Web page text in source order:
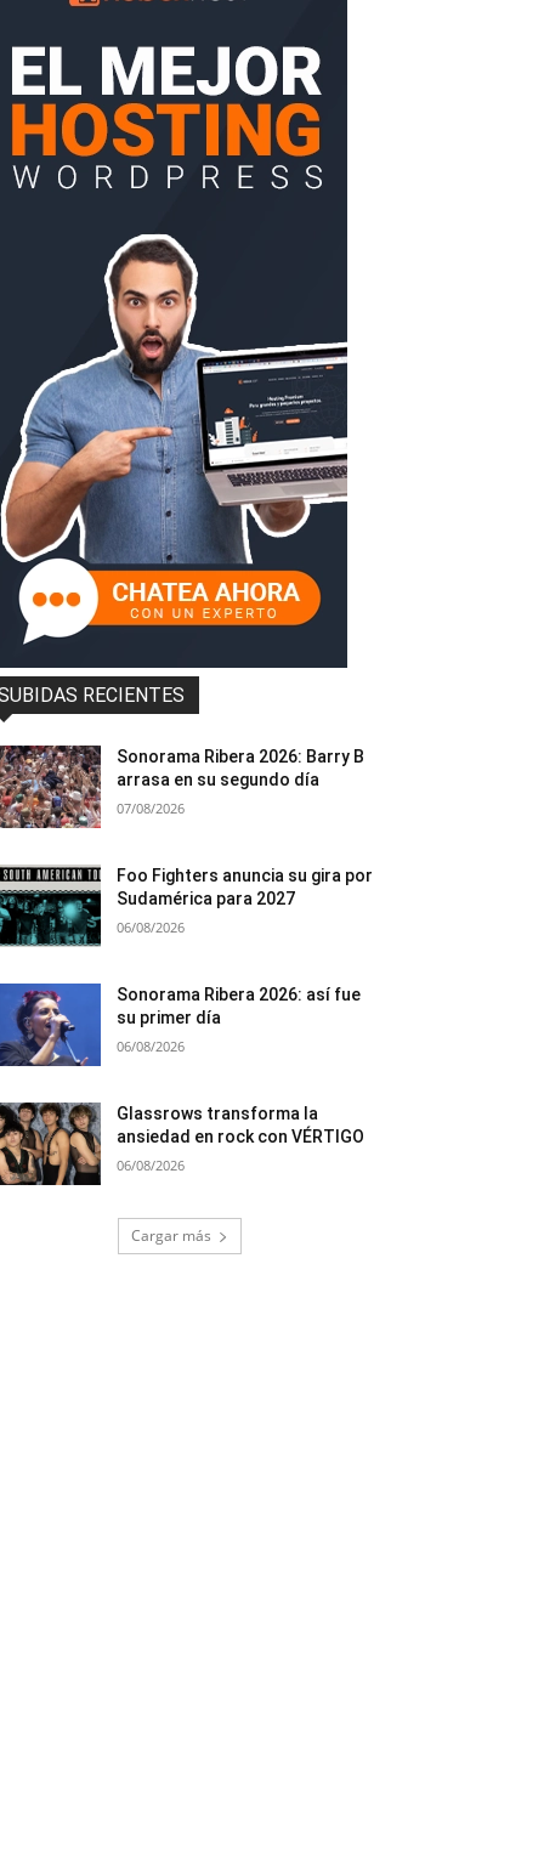
RECIENTES
Sonorama Ribera 2026: Barry B
arrasa en su segundo día
07/08/2026
Foo Fighters anuncia su gira por
Sudamérica para 2027
06/08/2026
Sonorama Ribera 2026: así fue
su primer día
06/08/2026
Glassrows transforma la
ansiedad en rock con VÉRTIGO
06/08/2026
Cargar más